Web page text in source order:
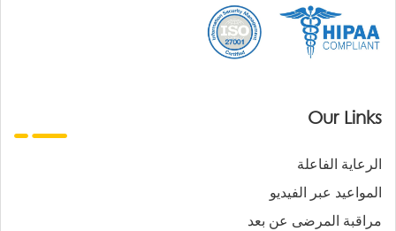
Our Links
الرعاية الفاعلة
المواعيد عبر الفيديو
مراقبة المرضى عن بعد